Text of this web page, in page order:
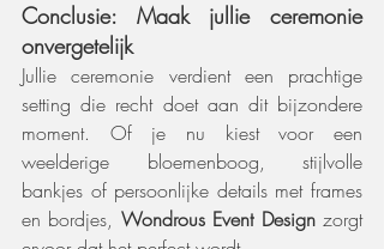
Conclusie: Maak jullie ceremonie
onvergetelijk
Jullie ceremonie verdient een prachtige
setting die recht doet aan dit bijzondere
moment. Of je nu kiest voor een
weelderige bloemenboog, stijlvolle
bankjes of persoonlijke details met frames
en bordjes, Wondrous Event Design zorgt